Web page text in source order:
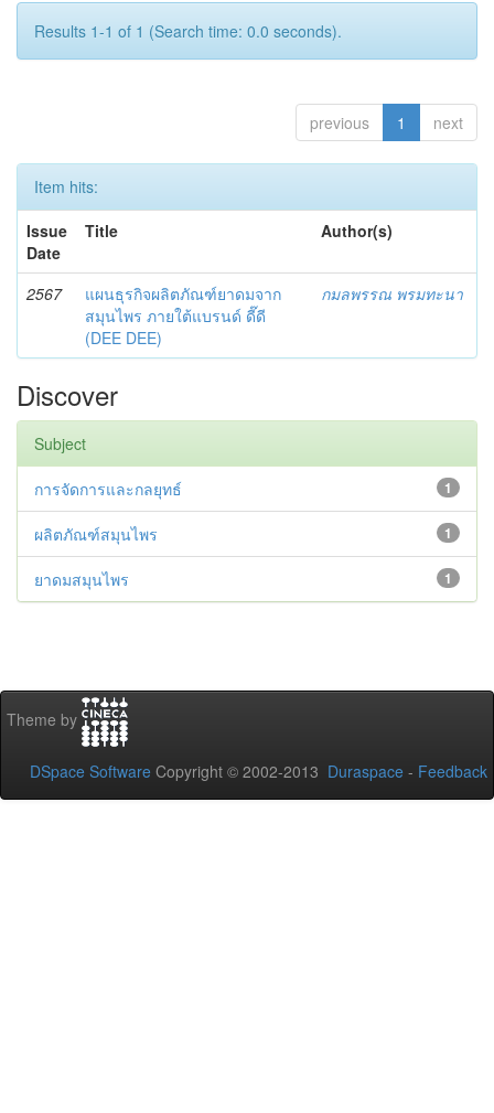
Results 1-1 of 1 (Search time: 0.0 seconds).
previous 1 next
Item hits:
Issue
Date
Title Author(s)
2567
แผนธุรกิจผลิตภัณฑ์ยาดมจาก
สมุนไพร ภายใต้แบรนด์ ดี๊ดี
(DEE DEE)
กมลพรรณ พรมทะนา
Discover
Subject
1
การจัดการและกลยุทธ์
1
ผลิตภัณฑ์สมุนไพร
1
ยาดมสมุนไพร
Theme by
DSpace Software Copyright © 2002-2013 Duraspace - Feedback